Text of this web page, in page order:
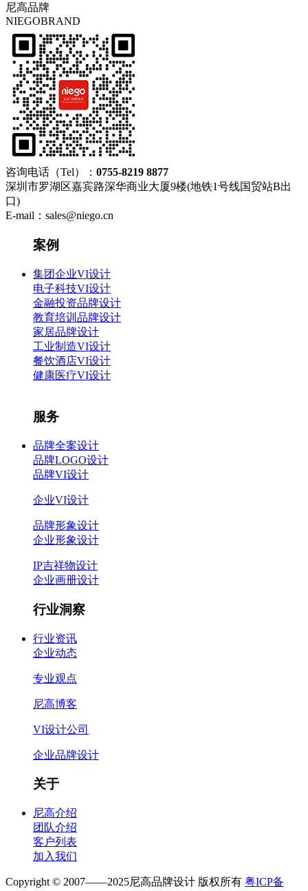
尼高品牌
NIEGOBRAND
咨询电话（Tel）： 0755-8219 8877
深圳市罗湖区嘉宾路深华商业大厦9楼(地铁1号线国贸站B出
口)
E-mail：sales@niego.cn
案例
集团企业VI设计
电子科技VI设计
金融投资品牌设计
教育培训品牌设计
家居品牌设计
工业制造VI设计
餐饮酒店VI设计
健康医疗VI设计
服务
品牌全案设计
品牌LOGO设计
品牌VI设计
企业VI设计
品牌形象设计
企业形象设计
IP吉祥物设计
企业画册设计
行业洞察
行业资讯
企业动态
专业观点
尼高博客
VI设计公司
企业品牌设计
关于
尼高介绍
团队介绍
客户列表
加入我们
Copyright © 2007——2025尼高品牌设计 版权所有 粤ICP备